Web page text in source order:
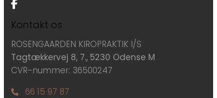
Kontakt os
ROSENGAARDEN KIROPRAKTIK I/S
Tagtækkervej 8, 7., 5230 Odense M
CVR-nummer: 36500247
66 15 97 87